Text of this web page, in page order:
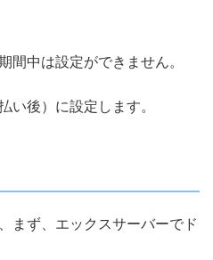
間中は設定ができません。
い後）に設定します。
まず、エックスサーバーでド